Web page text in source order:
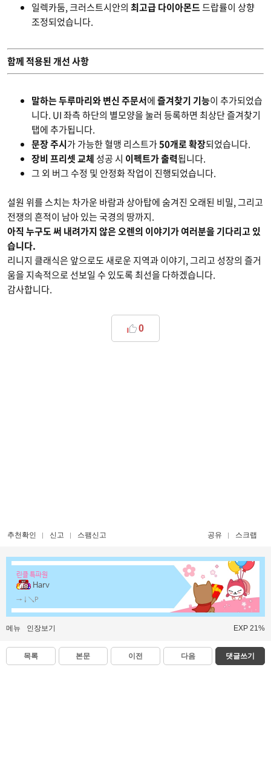
일렉카둠, 크러스트시안의 최고급 다이아몬드드랍률이 상향
조정되었습니다.
함께 적용된 개선 사항
말하는 두루마리와 변신 주문서에즐겨찾기 기능이 추가되었습
니다. UI 좌측 하단의 별모양을 눌러 등록하면 최상단 즐겨찾기
탭에 추가됩니다.
문장 주시가 가능한 혈맹 리스트가50개로 확장되었습니다.
장비 프리셋 교체 성공 시 이펙트가 출력됩니다.
그 외 버그 수정 및 안정화 작업이 진행되었습니다.
설원 위를 스치는 차가운 바람과 상아탑에 숨겨진 오래된 비밀, 그리고
전쟁의 흔적이 남아 있는 국경의 땅까지.
아직 누구도 써 내려가지 않은 오렌의 이야기가 여러분을 기다리고 있
습니다.
리니지 클래식은 앞으로도 새로운 지역과 이야기, 그리고 성장의 즐거
움을 지속적으로 선보일 수 있도록 최선을 다하겠습니다.
감사합니다.
0
추천확인 신고 스팸신고 공유 스크랩
린클 특파원
Harv
→↓↘P
메뉴 인장보기 EXP 21%
목록 본문 이전 다음 댓글쓰기